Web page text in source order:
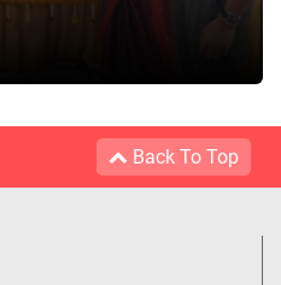
Back To Top